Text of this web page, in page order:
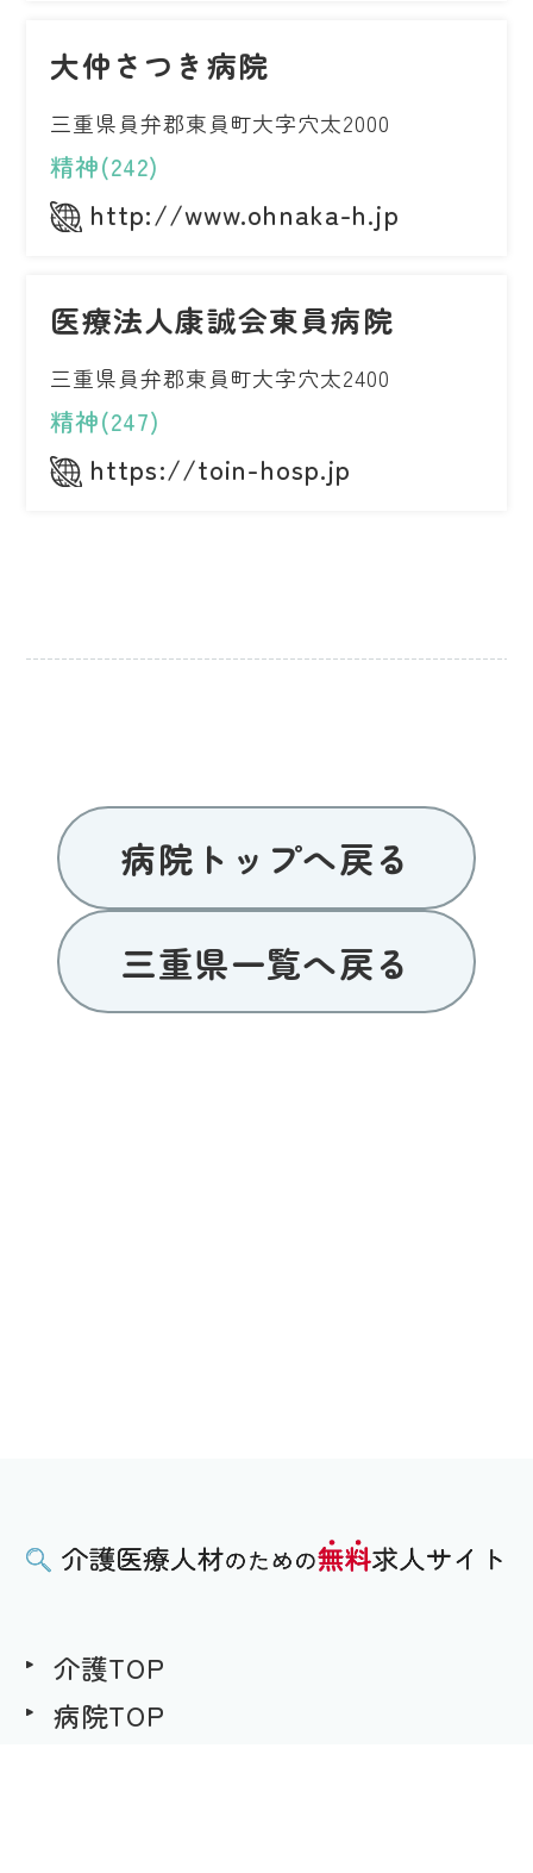
大仲さつき病院
三重県員弁郡東員町大字穴太2000
精神(242)
http://www.ohnaka-h.jp
医療法人康誠会東員病院
三重県員弁郡東員町大字穴太2400
精神(247)
https://toin-hosp.jp
病院トップへ戻る
三重県一覧へ戻る
介護TOP
病院TOP